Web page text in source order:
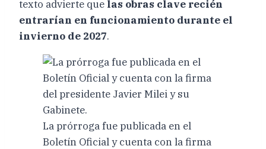
texto advierte que las obras clave recién
entrarían en funcionamiento durante el
invierno de 2027.
La prórroga fue publicada en el
Boletín Oficial y cuenta con la firma